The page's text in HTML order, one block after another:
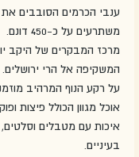
ענבי הכרמים הסובבים את
משתרעים על כ-450 דונם.
מרכז המבקרים של היקב
המשקיפה אל הרי ירושלים.
על רקע הנוף המרהיב
אוכל מגוון הכולל פיצות
איכות עם מטבלים וסלטים,
בעיניים.